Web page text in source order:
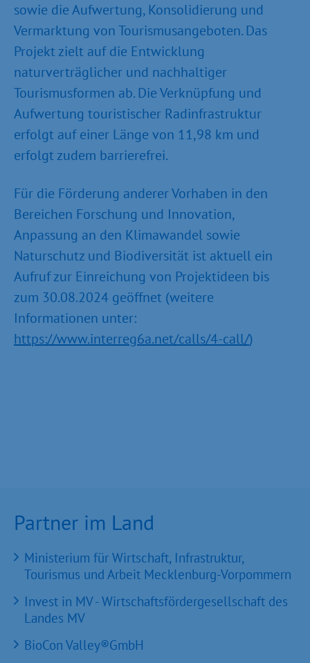
sowie die Aufwertung, Konsolidierung und
Vermarktung von Tourismusangeboten. Das
Projekt zielt auf die Entwicklung
naturverträglicher und nachhaltiger
Tourismusformen ab. Die Verknüpfung und
Aufwertung touristischer Radinfrastruktur
erfolgt auf einer Länge von 11,98 km und
erfolgt zudem barrierefrei.
Für die Förderung anderer Vorhaben in den
Bereichen Forschung und Innovation,
Anpassung an den Klimawandel sowie
Naturschutz und Biodiversität ist aktuell ein
Aufruf zur Einreichung von Projektideen bis
zum 30.08.2024 geöffnet (weitere
Informationen unter:
https://www.interreg6a.net/calls/4-call/)
Partner im Land
Ministerium für Wirtschaft, Infrastruktur,
Tourismus und Arbeit Mecklenburg-Vorpommern
Invest in MV - Wirtschaftsfördergesellschaft des
Landes MV
BioCon Valley®GmbH